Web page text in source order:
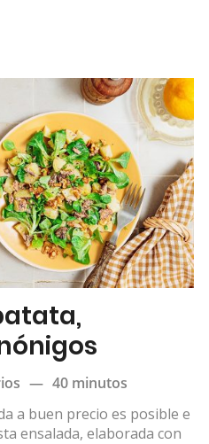
— 40 minutos
a buen precio es posible e
ensalada, elaborada con